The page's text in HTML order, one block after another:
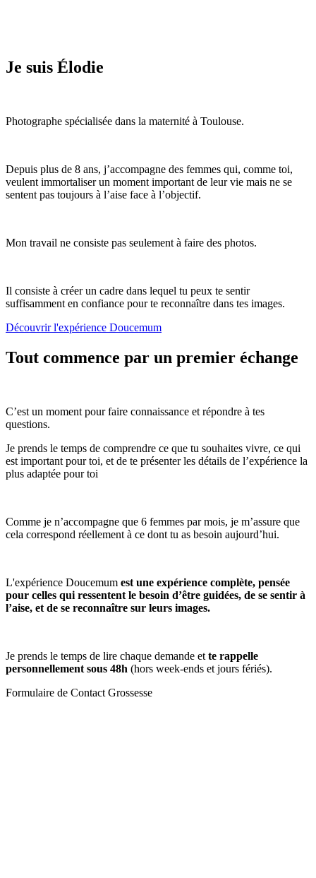
Je suis Élodie
Photographe spécialisée dans la maternité à Toulouse.
Depuis plus de 8 ans, j’accompagne des femmes qui, comme toi,
veulent immortaliser un moment important de leur vie mais ne se
sentent pas toujours à l’aise face à l’objectif.
Mon travail ne consiste pas seulement à faire des photos.
Il consiste à créer un cadre dans lequel tu peux te sentir
suffisamment en confiance pour te reconnaître dans tes images.
Découvrir l'expérience Doucemum
Tout commence par un premier échange
C’est un moment pour faire connaissance et répondre à tes
questions.
Je prends le temps de comprendre ce que tu souhaites vivre, ce qui
est important pour toi, et de te présenter les détails de l’expérience la
plus adaptée pour toi
Comme je n’accompagne que 6 femmes par mois, je m’assure que
cela correspond réellement à ce dont tu as besoin aujourd’hui.
L'expérience Doucemum est une expérience complète, pensée
pour celles qui ressentent le besoin d’être guidées, de se sentir à
l’aise, et de se reconnaître sur leurs images.
Je prends le temps de lire chaque demande et te rappelle
personnellement sous 48h (hors week-ends et jours fériés).
Formulaire de Contact Grossesse